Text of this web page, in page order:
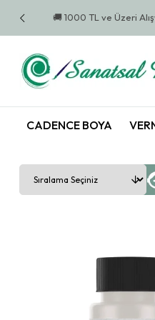
🚚 1000 TL ve Üzeri
CADENCE BOYA